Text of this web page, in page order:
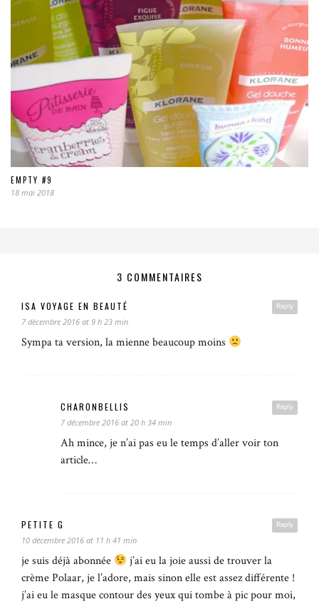
EMPTY #9
18 mai 2018
3 COMMENTAIRES
Reply
ISA VOYAGE EN BEAUTÉ
7 décembre 2016 at 9 h 23 min
Sympa ta version, la mienne beaucoup moins
Reply
CHARONBELLIS
7 décembre 2016 at 20 h 34 min
Ah mince, je n’ai pas eu le temps d’aller voir ton
article…
Reply
PETITE G
10 décembre 2016 at 11 h 41 min
je suis déjà abonnée
j’ai eu la joie aussi de trouver la
crème Polaar, je l’adore, mais sinon elle est assez différente !
j’ai eu le masque contour des yeux qui tombe à pic pour moi,